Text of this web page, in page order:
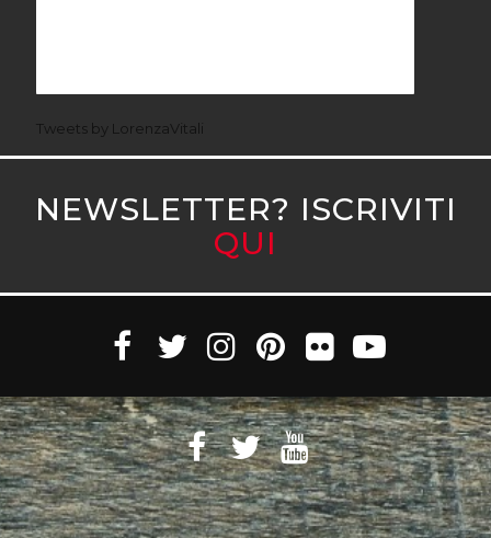
Tweets by LorenzaVitali
NEWSLETTER? ISCRIVITI
QUI